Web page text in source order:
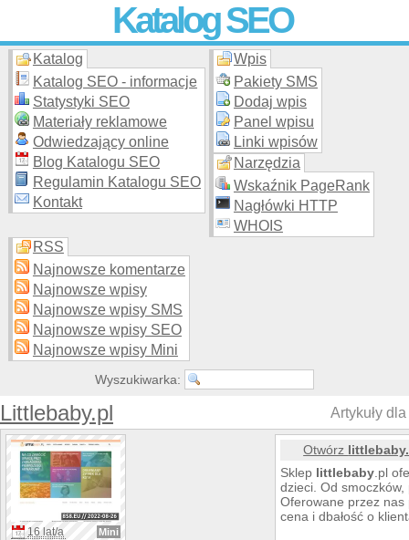
Katalog SEO
Skuteczna i promocja stron WWW –
moderowanego katalogu za darmo!
Katalog
Katalog SEO - informacje
Statystyki SEO
Materiały reklamowe
Odwiedzający online
Blog Katalogu SEO
Regulamin Katalogu SEO
Kontakt
Wpis
Pakiety SMS
Dodaj wpis
Panel wpisu
Linki wpisów
Narzędzia
Wskaźnik PageRank
Nagłówki HTTP
WHOIS
RSS
Najnowsze komentarze
Najnowsze wpisy
Najnowsze wpisy SMS
Najnowsze wpisy SEO
Najnowsze wpisy Mini
Wyszukiwarka:
Littlebaby.pl Artykuły
16 lat/a Mini
Otwórz
Sklep littlebaby .pl
dzieci. Od
Oferowane przez nas
cena i dbałość o